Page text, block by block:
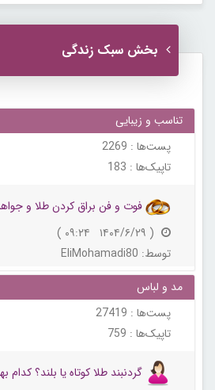
بخش سبک زندگی
تناسب و زیبایی
پست‌ها : 2269
تاپیک‌ها : 183
فوت و فن براق کردن طلا و
( ۱۴۰۴/۶/۲۹ ۰۹:۲۴ )
توسط: EliMohamadi80
مد و لباس
پست‌ها : 27419
تاپیک‌ها : 759
گردنبند طلا کوتاه یا بلند؟ کدام